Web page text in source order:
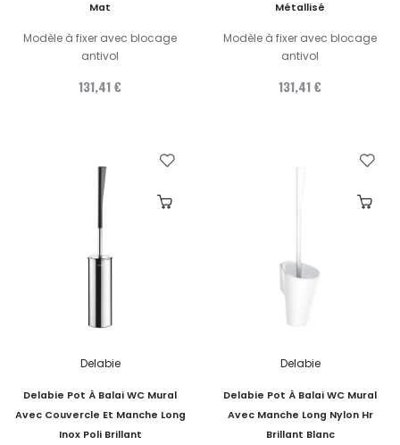
Mat
Modèle à fixer avec blocage
antivol
131,41 €
Métallisé
Modèle à fixer avec blocage
antivol
131,41 €
Delabie
Delabie Pot À Balai WC Mural
Avec Couvercle Et Manche Long
Inox Poli Brillant
Delabie
Delabie Pot À Balai WC Mural
Avec Manche Long Nylon Hr
Brillant Blanc